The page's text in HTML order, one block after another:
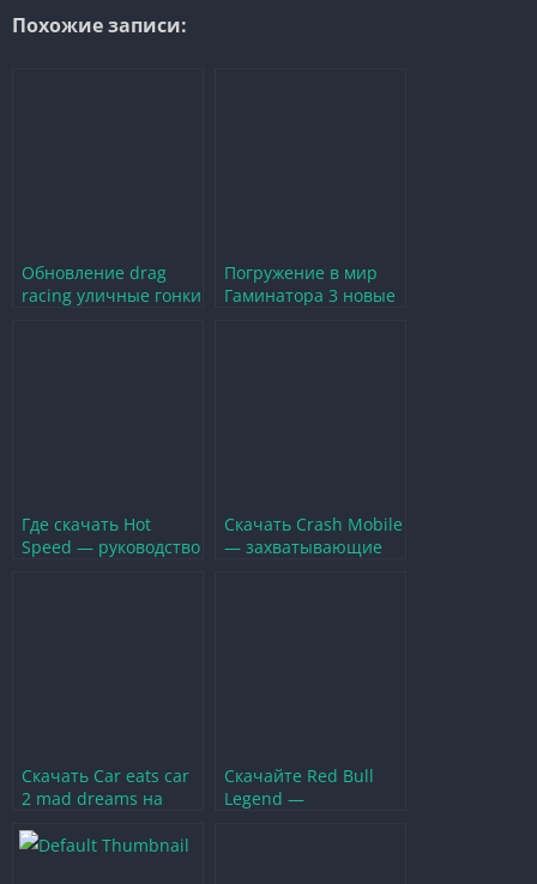
Похожие записи:
Обновление drag
racing уличные гонки
Погружение в мир
Гаминатора 3 новые
Где скачать Hot
Speed — руководство
Скачать Crash Mobile
— захватывающие
Скачать Car eats car
2 mad dreams на
захватывающие
Скачайте Red Bull
Legend —